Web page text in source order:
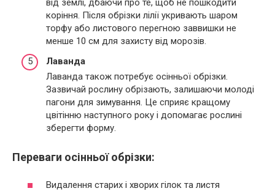
від землі, дбаючи про те, щоб не пошкодити
коріння. Після обрізки лілії укривають шаром
торфу або листового перегною заввишки не
менше 10 см для захисту від морозів.
Лаванда
Лаванда також потребує осінньої обрізки.
Зазвичай рослину обрізають, залишаючи молоді
пагони для зимування. Це сприяє кращому
цвітінню наступного року і допомагає рослині
зберегти форму.
Переваги осінньої обрізки:
Видалення старих і хворих гілок та листя